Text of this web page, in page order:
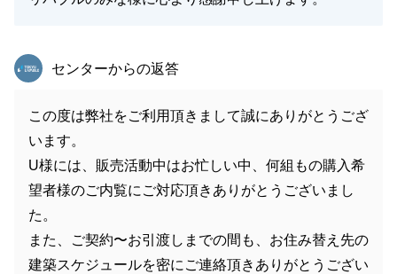
東急リバブル
センターからの返答
この度は弊社をご利用頂きまして誠にありがとうござ
います。
U様には、販売活動中はお忙しい中、何組もの購入希
望者様のご内覧にご対応頂きありがとうございまし
た。
また、ご契約〜お引渡しまでの間も、お住み替え先の
建築スケジュールを密にご連絡頂きありがとうござい